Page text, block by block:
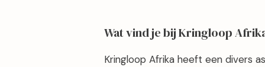
Wat vind je bij Kringloop
Kringloop Afrika heeft een divers